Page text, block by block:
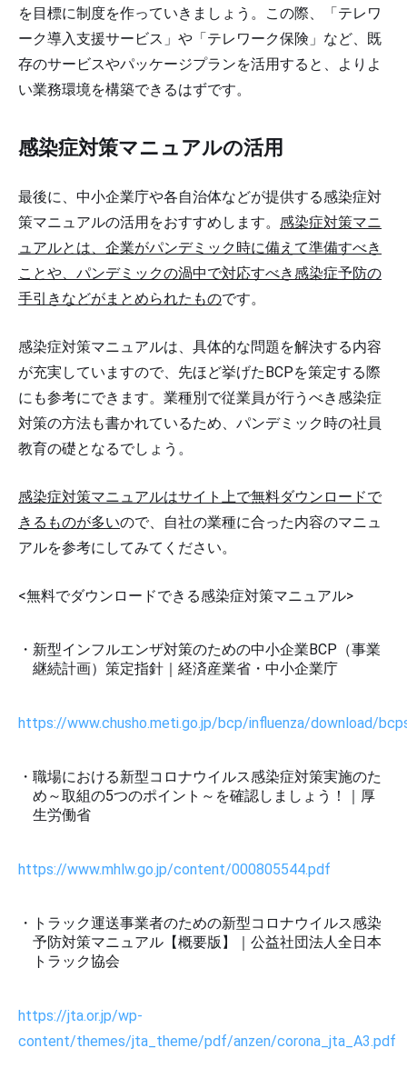
を目標に制度を作っていきましょう。この際、「テレワ
ーク導入支援サービス」や「テレワーク保険」など、既
存のサービスやパッケージプランを活用すると、よりよ
い業務環境を構築できるはずです。
感染症対策マニュアルの活用
最後に、中小企業庁や各自治体などが提供する感染症対
策マニュアルの活用をおすすめします。 感染症対策マニ
ュアルとは、企業がパンデミック時に備えて準備すべき
ことや、パンデミックの渦中で対応すべき感染症予防の
手引きなどがまとめられたものです。
感染症対策マニュアルは、具体的な問題を解決する内容
が充実していますので、先ほど挙げたBCPを策定する際
にも参考にできます。業種別で従業員が行うべき感染症
対策の方法も書かれているため、パンデミック時の社員
教育の礎となるでしょう。
感染症対策マニュアルはサイト上で無料ダウンロードで
きるものが多いので、自社の業種に合った内容のマニュ
アルを参考にしてみてください。
<無料でダウンロードできる感染症対策マニュアル>
新型インフルエンザ対策のための中小企業BCP（事業
継続計画）策定指針｜経済産業省・中小企業庁
https://www.chusho.meti.go.jp/bcp/influenza/download/
職場における新型コロナウイルス感染症対策実施のた
め～取組の5つのポイント～を確認しましょう！｜厚
生労働省
https://www.mhlw.go.jp/content/000805544.pdf
トラック運送事業者のための新型コロナウイルス感染
予防対策マニュアル【概要版】｜公益社団法人全日本
トラック協会
https://jta.or.jp/wp-
content/themes/jta_theme/pdf/anzen/corona_jta_A3.pdf